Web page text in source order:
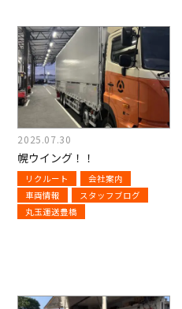
2025.07.30
幌ウイング！！
リクルート
会社案内
車両情報
スタッフブログ
丸玉運送豊橋